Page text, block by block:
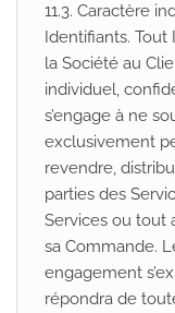
11.3. Caractère
Identifiants.
la Société au
individuel,
s’engage à ne
exclusivement
revendre,
parties des
Services ou tout
sa Commande.
engagement
répondra de